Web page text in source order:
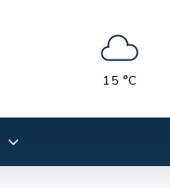
15 °C